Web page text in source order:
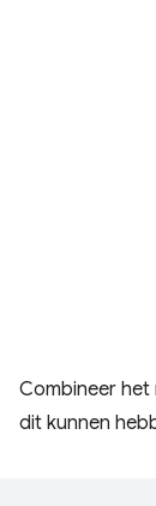
Combineer het
dit kunnen